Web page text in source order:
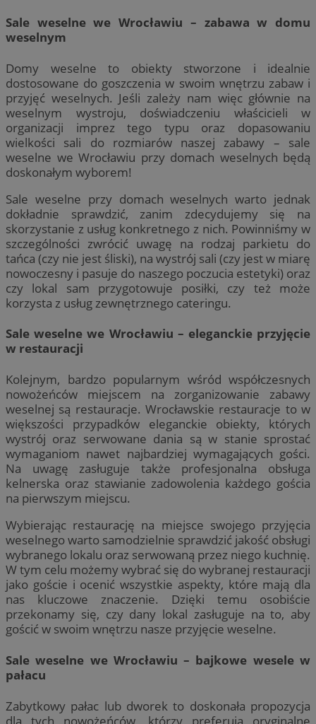
Sale weselne we Wrocławiu – zabawa w domu
weselnym
Domy weselne to obiekty stworzone i idealnie
dostosowane do goszczenia w swoim wnętrzu zabaw i
przyjęć weselnych. Jeśli zależy nam więc głównie na
weselnym wystroju, doświadczeniu właścicieli w
organizacji imprez tego typu oraz dopasowaniu
wielkości sali do rozmiarów naszej zabawy – sale
weselne we Wrocławiu przy domach weselnych będą
doskonałym wyborem!
Sale weselne przy domach weselnych warto jednak
dokładnie sprawdzić, zanim zdecydujemy się na
skorzystanie z usług konkretnego z nich. Powinniśmy w
szczególności zwrócić uwagę na rodzaj parkietu do
tańca (czy nie jest śliski), na wystrój sali (czy jest w miarę
nowoczesny i pasuje do naszego poczucia estetyki) oraz
czy lokal sam przygotowuje posiłki, czy też może
korzysta z usług zewnętrznego cateringu.
Sale weselne we Wrocławiu – eleganckie przyjęcie
w restauracji
Kolejnym, bardzo popularnym wśród współczesnych
nowożeńców miejscem na zorganizowanie zabawy
weselnej są restauracje. Wrocławskie restauracje to w
większości przypadków eleganckie obiekty, których
wystrój oraz serwowane dania są w stanie sprostać
wymaganiom nawet najbardziej wymagających gości.
Na uwagę zasługuje także profesjonalna obsługa
kelnerska oraz stawianie zadowolenia każdego gościa
na pierwszym miejscu.
Wybierając restaurację na miejsce swojego przyjęcia
weselnego warto samodzielnie sprawdzić jakość obsługi
wybranego lokalu oraz serwowaną przez niego kuchnię.
W tym celu możemy wybrać się do wybranej restauracji
jako goście i ocenić wszystkie aspekty, które mają dla
nas kluczowe znaczenie. Dzięki temu osobiście
przekonamy się, czy dany lokal zasługuje na to, aby
gościć w swoim wnętrzu nasze przyjęcie weselne.
Sale weselne we Wrocławiu – bajkowe wesele w
pałacu
Zabytkowy pałac lub dworek to doskonała propozycja